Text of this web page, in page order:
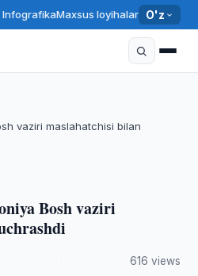
InfografikaMaxsus loyihalar O'z
vaziri maslahatchisi bilan
Bosh vaziri
616 views